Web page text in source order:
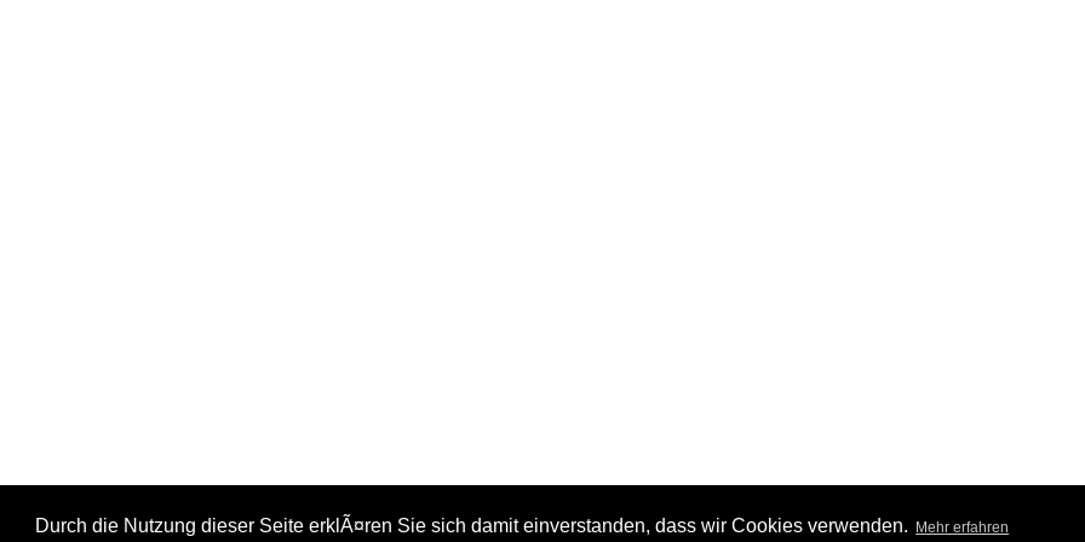
Durch die Nutzung dieser Seite erklÃ¤ren Sie sich damit einverstanden, dass wir Cookies verwenden. Mehr erfahren